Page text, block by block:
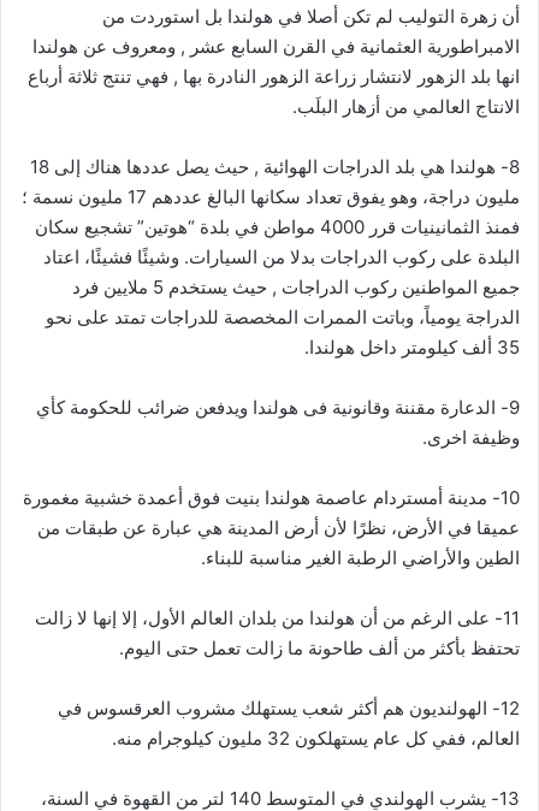
أن زهرة التوليب لم تكن أصلا في هولندا بل استوردت من
الامبراطورية العثمانية في القرن السابع عشر , ومعروف عن هولندا
انها بلد الزهور لانتشار زراعة الزهور النادرة بها , فهي تنتج ثلاثة أرباع
الانتاج العالمي من أزهار البلَب.
8- هولندا هي بلد الدراجات الهوائية , حيث يصل عددها هناك إلى 18
مليون دراجة، وهو يفوق تعداد سكانها البالغ عددهم 17 مليون نسمة ؛
فمنذ الثمانينيات قرر 4000 مواطن في بلدة “هوتين” تشجيع سكان
البلدة على ركوب الدراجات بدلا من السيارات. وشيئًا فشيئًا، اعتاد
جميع المواطنين ركوب الدراجات , حيث يستخدم 5 ملايين فرد
الدراجة يومياً، وباتت الممرات المخصصة للدراجات تمتد على نحو
35 ألف كيلومتر داخل هولندا.
9- الدعارة مقننة وقانونية فى هولندا ويدفعن ضرائب للحكومة كأي
وظيفة اخرى.
10- مدينة أمستردام عاصمة هولندا بنيت فوق أعمدة خشبية مغمورة
عميقا في الأرض، نظرًا لأن أرض المدينة هي عبارة عن طبقات من
الطين والأراضي الرطبة الغير مناسبة للبناء.
11- على الرغم من أن هولندا من بلدان العالم الأول، إلا إنها لا زالت
تحتفظ بأكثر من ألف طاحونة ما زالت تعمل حتى اليوم.
12- الهولنديون هم أكثر شعب يستهلك مشروب العرقسوس في
العالم، ففي كل عام يستهلكون 32 مليون كيلوجرام منه.
13- يشرب الهولندي في المتوسط 140 لتر من القهوة في السنة،